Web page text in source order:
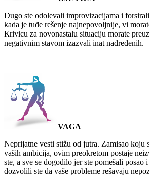
Dugo ste odolevali improvizacijama i
kada je tuđe rešenje najnepovoljnije, vi
Кrivicu za novonastalu situaciju morate
negativnim stavom izazvali inat nadređenih.
VAGA
Neprijatne vesti stižu od jutra. Zamisao koju
vaših ambicija, ovim preokretom postaje
ste, a sve se dogodilo jer ste pomešali posao
dozvolili ste da vaše probleme rešavaju